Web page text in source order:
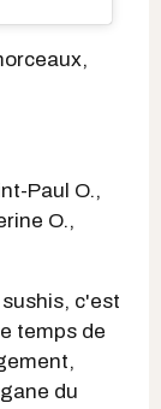
Paul O.,
O.,
c'est
temps de
du